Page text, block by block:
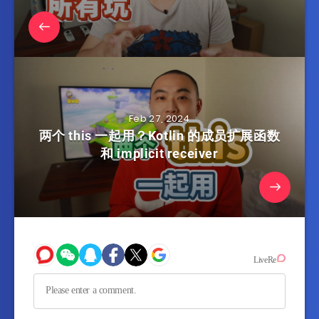
Feb 27, 2024
两个 this 一起用？Kotlin 的成员扩展函数
和 implicit receiver